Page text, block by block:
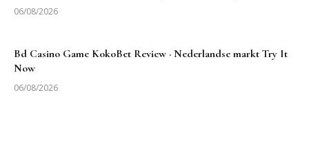
06/08/2026
Bd Casino Game KokoBet Review · Nederlandse markt Try It
Now
06/08/2026